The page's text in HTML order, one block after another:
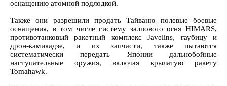
оснащению атомной подлодкой.
Также они разрешили продать Тайваню полевые боевые
оснащения, в том числе систему залпового огня HIMARS,
противотанковый ракетный комплекс Javelins, гаубицу и
дрон-камикадзе, и их запчасти, также пытаются
систематически передать Японии дальнобойные
наступательные оружия, включая крылатую ракету
Tomahawk.